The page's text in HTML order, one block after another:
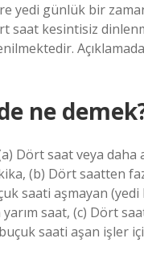
yedi günlük bir
saat kesintisiz
ne
Dört saat veya daha
(b) Dört saatten
saati aşmayan
saat, (c) Dört
saati aşan işler